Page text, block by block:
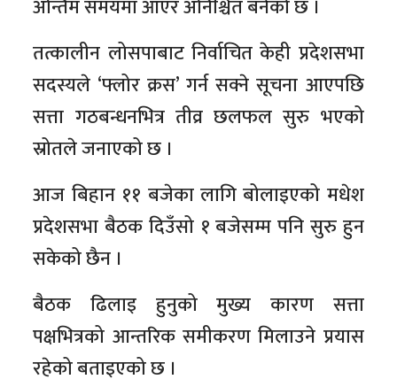
अन्तिम समयमा आएर अनिश्चित बनेको छ ।
तत्कालीन लोसपाबाट निर्वाचित केही प्रदेशसभा
सदस्यले ‘फ्लोर क्रस’ गर्न सक्ने सूचना आएपछि
सत्ता गठबन्धनभित्र तीव्र छलफल सुरु भएको
स्रोतले जनाएको छ ।
आज बिहान ११ बजेका लागि बोलाइएको मधेश
प्रदेशसभा बैठक दिउँसो १ बजेसम्म पनि सुरु हुन
सकेको छैन ।
बैठक ढिलाइ हुनुको मुख्य कारण सत्ता
पक्षभित्रको आन्तरिक समीकरण मिलाउने प्रयास
रहेको बताइएको छ ।